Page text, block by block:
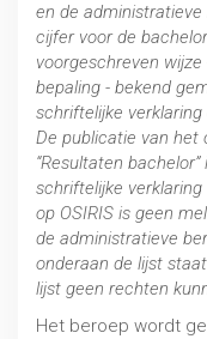
en de administratieve
cijfer voor de
voorgeschreven
bepaling - bekend
schriftelijke
De publicatie van het
“Resultaten
schriftelijke
op OSIRIS is geen
de administratieve
onderaan de lijst
lijst geen rechten
Het beroep wordt